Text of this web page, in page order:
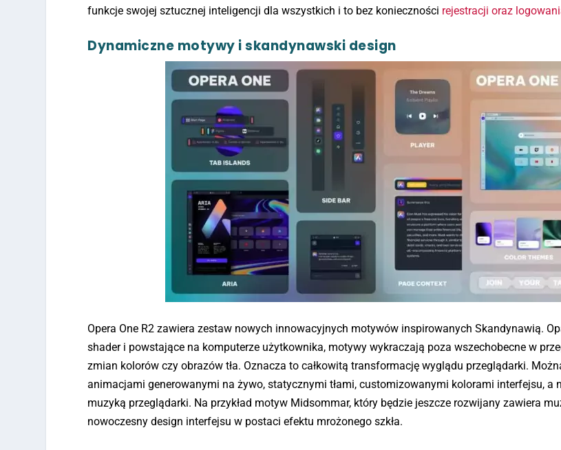
funkcje swojej sztucznej inteligencji dla wszystkich i to bez konieczności rejestracji oraz
Dynamiczne motywy i skandynawski design
Opera One R2 zawiera zestaw nowych innowacyjnych motywów inspirowanych Skandynawią.
shader i powstające na komputerze użytkownika, motywy wykraczają poza wszechobecne w
zmian kolorów czy obrazów tła. Oznacza to całkowitą transformację wyglądu przeglądarki.
animacjami generowanymi na żywo, statycznymi tłami, customizowanymi kolorami interfejsu, a
muzyką przeglądarki. Na przykład motyw Midsommar, który będzie jeszcze rozwijany zawiera
nowoczesny design interfejsu w postaci efektu mrożonego szkła.